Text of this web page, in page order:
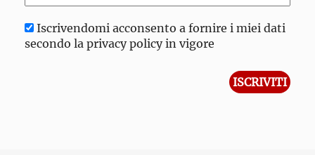
Iscrivendomi acconsento a fornire i miei dati
secondo la privacy policy in vigore